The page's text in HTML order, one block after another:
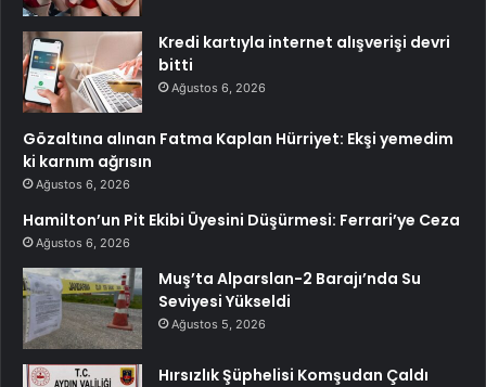
Kredi kartıyla internet alışverişi devri
bitti
Ağustos 6, 2026
Gözaltına alınan Fatma Kaplan Hürriyet: Ekşi yemedim
ki karnım ağrısın
Ağustos 6, 2026
Hamilton’un Pit Ekibi Üyesini Düşürmesi: Ferrari’ye Ceza
Ağustos 6, 2026
Muş’ta Alparslan-2 Barajı’nda Su
Seviyesi Yükseldi
Ağustos 5, 2026
Hırsızlık Şüphelisi Komşudan Çaldı